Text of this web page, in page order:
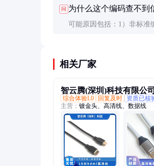
问 为什么这个编码查不到
可能原因包括：1）非标准
相关厂家
智云腾(深圳)科技有限公司
综合体验L0
回复及时 资质已核
主营： 镀金头、高清线、数据线